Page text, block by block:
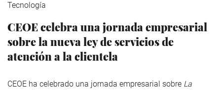
Tecnología
CEOE celebra una jornada empresarial
sobre la nueva ley de servicios de
atención a la clientela
CEOE ha celebrado una jornada empresarial sobre La